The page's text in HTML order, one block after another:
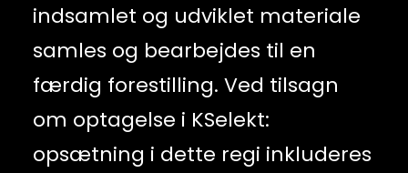
indsamlet og udviklet materiale
samles og bearbejdes til en
færdig forestilling. Ved tilsagn
om optagelse i KSelekt:
opsætning i dette regi inkluderes